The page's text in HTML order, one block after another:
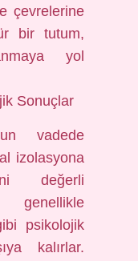
çevrelerine
bir tutum,
yol
Sonuçlar
vadede
izolasyona
değerli
genellikle
psikolojik
kalırlar.